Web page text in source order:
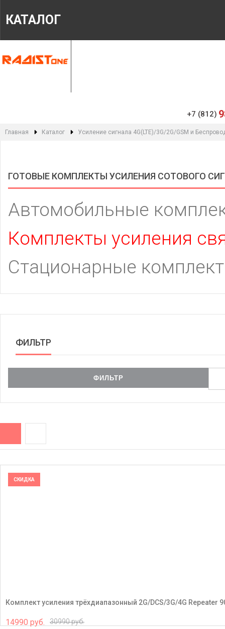
КАТАЛОГ
+7 (812)
Главная Каталог Усиление сигнала 4G(LTE)/3G/2G/GSM и
ГОТОВЫЕ КОМПЛЕКТЫ УСИЛЕНИЯ СОТОВОГО
Автомобильные
Комплекты усиления
Стационарные
ФИЛЬТР
СКИДКА
Комплект усиления трёхдиапазонный 2G/DCS/3G/4G Repeater
14990 руб. 30990 руб.